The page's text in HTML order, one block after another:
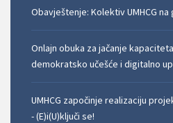
Obavještenje: Kolektiv UMHCG
Onlajn obuka za jačanje
demokratsko učešće i digitalno
UMHCG započinje realizaciju
- (E)i(U)ključi se!